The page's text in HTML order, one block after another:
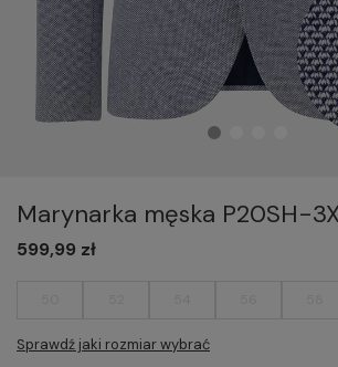
Marynarka męska P20SH-
Sprawdź jaki rozmiar wybrać
599,99 zł